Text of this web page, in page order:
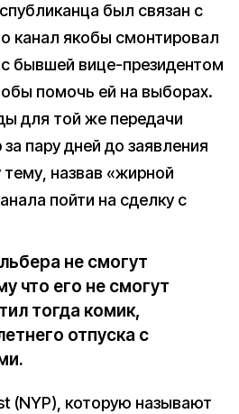
был связан с
канал якобы смонтировал
бывшей вице-президентом
помочь ей на выборах.
для той же передачи
пару дней до заявления
тему, назвав «жирной
пойти на сделку с
не смогут
что его не смогут
тогда комик,
отпуска с
(NYP), которую называют